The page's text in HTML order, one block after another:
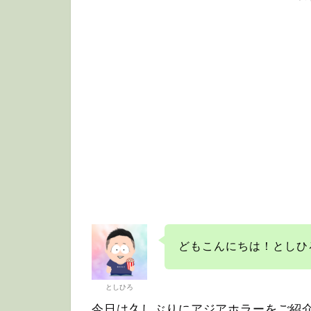
としひろ
どもこんにちは！としひ